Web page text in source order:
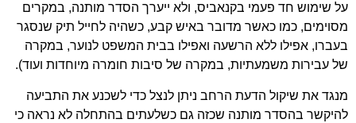
על שימוש חד פעמי בקנאביס, ולא ייערך הסדר מותנה, במקרים
מסוימים, כמו כאשר מדובר באיש קבע, כשהיה לחייל תיק שנסגר
בעברו, אפילו ללא הרשעה ואפילו בבית המשפט לנוער, במקרה
של עבירות משמעתיות, במקרה של סיבות חומרה מיוחדות ועוד).
מנגד את שיקול הדעת הרחב ניתן לנצל כדי לשכנע את התביעה
להיקשר בהסדר מותנה שכזה גם כשלעתים בהתחלה לא נראה כי